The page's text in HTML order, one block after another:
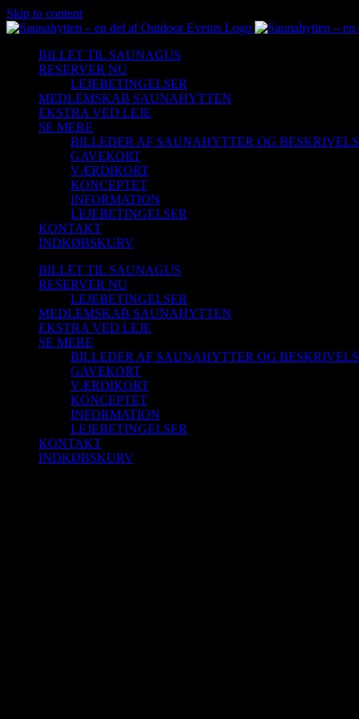
Skip to content
BILLET TIL SAUNAGUS
RESERVER NU
LEJEBETINGELSER
MEDLEMSKAB SAUNAHYTTEN
EKSTRA VED LEJE
SE MERE
BILLEDER AF SAUNAHYTTER OG
GAVEKORT
VÆRDIKORT
KONCEPTET
INFORMATION
LEJEBETINGELSER
KONTAKT
INDKØBSKURV
BILLET TIL SAUNAGUS
RESERVER NU
LEJEBETINGELSER
MEDLEMSKAB SAUNAHYTTEN
EKSTRA VED LEJE
SE MERE
BILLEDER AF SAUNAHYTTER OG
GAVEKORT
VÆRDIKORT
KONCEPTET
INFORMATION
LEJEBETINGELSER
KONTAKT
INDKØBSKURV